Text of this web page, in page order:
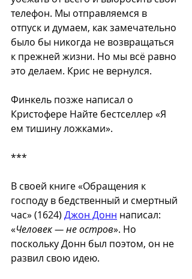
телефон. Мы отправляемся в
отпуск и думаем, как замечательно
было бы никогда не возвращаться
к прежней жизни. Но мы всё равно
это делаем. Крис не вернулся.
Финкель позже написал о
Кристофере Найте бестселлер «Я
ем тишину ложками».
***
В своей книге «Обращения к
господу в бедственный и смертный
час» (1624) Джон Донн написал:
«Человек — не остров». Но
поскольку Донн был поэтом, он не
развил свою идею.